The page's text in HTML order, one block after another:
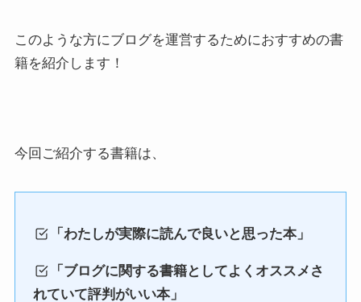
このような方にブログを運営するためにおすすめの書
籍を紹介します！
今回ご紹介する書籍は、
「わたしが実際に読んで良いと思った本」
「ブログに関する書籍としてよくオススメさ
れていて評判がいい本」